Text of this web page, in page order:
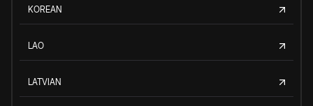
KOREAN
LAO
LATVIAN